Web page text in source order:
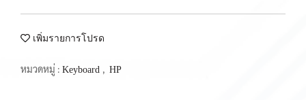
เพิ่มรายการโปรด
หมวดหมู่ : Keyboard , HP